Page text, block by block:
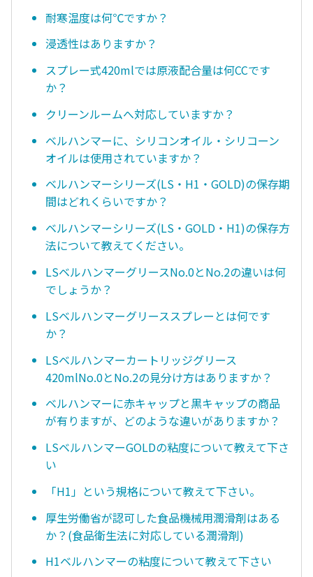
耐寒温度は何℃ですか？
浸透性はありますか？
スプレー式420mlでは原液配合量は何CCです
か？
クリーンルームへ対応していますか？
ベルハンマーに、シリコンオイル・シリコーン
オイルは使用されていますか？
ベルハンマーシリーズ(LS・H1・GOLD)の保存期
間はどれくらいですか？
ベルハンマーシリーズ(LS・GOLD・H1)の保存方
法について教えてください。
LSベルハンマーグリースNo.0とNo.2の違いは何
でしょうか？
LSベルハンマーグリーススプレーとは何です
か？
LSベルハンマーカートリッジグリース
420mlNo.0とNo.2の見分け方はありますか？
ベルハンマーに赤キャップと黒キャップの商品
が有りますが、どのような違いがありますか？
LSベルハンマーGOLDの粘度について教えて下さ
い
「H1」という規格について教えて下さい。
厚生労働省が認可した食品機械用潤滑剤はある
か？(食品衛生法に対応している潤滑剤)
H1ベルハンマーの粘度について教えて下さい